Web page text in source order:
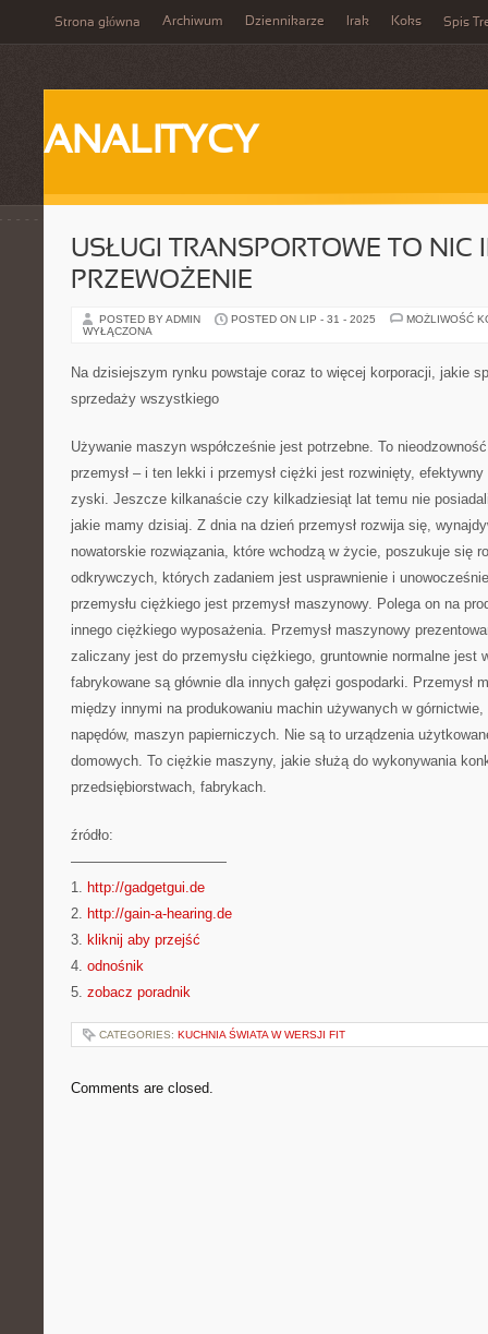
Strona główna Archiwum Dziennikarze Irak Koks Spis
ANALITYCY
USŁUGI TRANSPORTOWE TO NIC
PRZEWOŻENIE
POSTED BY ADMIN POSTED ON LIP - 31 - 2025
MOŻLIWOŚĆ
WYŁĄCZONA
Na dzisiejszym rynku powstaje coraz to więcej korporacji, jakie
sprzedaży wszystkiego
Używanie maszyn współcześnie jest potrzebne. To
przemysł – i ten lekki i przemysł ciężki jest rozwinięty,
zyski. Jeszcze kilkanaście czy kilkadziesiąt lat temu nie
jakie mamy dzisiaj. Z dnia na dzień przemysł rozwija się,
nowatorskie rozwiązania, które wchodzą w życie, poszukuje się
odkrywczych, których zadaniem jest usprawnienie i
przemysłu ciężkiego jest przemysł maszynowy. Polega on na
innego ciężkiego wyposażenia. Przemysł maszynowy
zaliczany jest do przemysłu ciężkiego, gruntownie normalne jest
fabrykowane są głównie dla innych gałęzi gospodarki. Przemysł
między innymi na produkowaniu machin używanych w
napędów, maszyn papierniczych. Nie są to urządzenia
domowych. To ciężkie maszyny, jakie służą do wykonywania
przedsiębiorstwach, fabrykach.
źródło:
———————————
1. http://gadgetgui.de
2. http://gain-a-hearing.de
3. kliknij aby przejść
4. odnośnik
5. zobacz poradnik
CATEGORIES: KUCHNIA ŚWIATA W WERSJI FIT
Comments are closed.